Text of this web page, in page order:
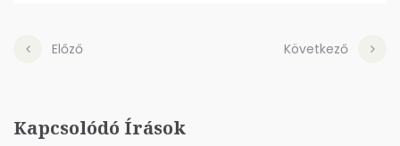
Előző Következő
Kapcsolódó Írások